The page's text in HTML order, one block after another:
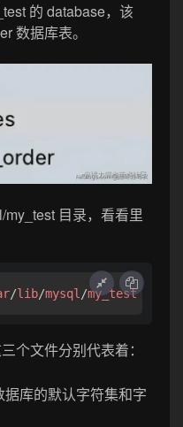
的 database，该
数据库表。
目录，看看里
/lib/mysql /my_test
个文件分别代表着：
库的默认字符集和字